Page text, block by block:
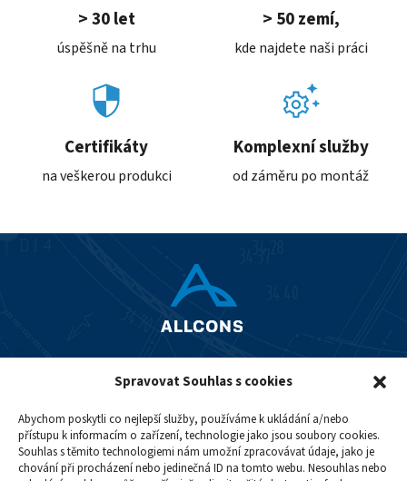
Spravovat Souhlas s cookies
Abychom poskytli co nejlepší služby, používáme k ukládání a/nebo
přístupu k informacím o zařízení, technologie jako jsou soubory cookies.
Souhlas s těmito technologiemi nám umožní zpracovávat údaje, jako je
chování při procházení nebo jedinečná ID na tomto webu. Nesouhlas nebo
> 30 let
úspěšně na trhu
> 50 zemí,
kde najdete naši práci
Certifikáty
na veškerou produkci
Komplexní služby
od záměru po montáž
+420 242 488 231 allcons@allcons.cz